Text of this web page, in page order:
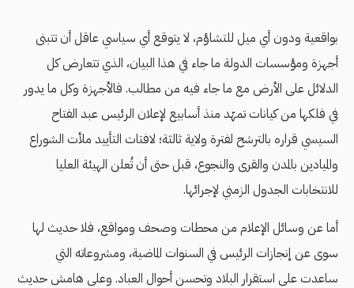
بواقعية ودون أي ميل للتشاؤم، لا يتوقع أي سياسي عاقل أن تتبنى
أجهزة ومؤسسات الدولة ما جاء في هذا البيان، الذي تتعارض كل
الدلائل على الأرض مع ما جاء فيه من مطالب. فالأجهزة وكل ما يدور
في فلكها من كيانات تمهّد منذ أسابيع لإعلان الرئيس عبد الفتاح
السيسي قراره بالترشح لفترة ولاية ثالثة؛ لافتات التأييد ملأت الشوراع
والميادين بالمدن والقرى والنجوع، قبل حتى أن تُعلن الهيئة العليا
للانتخابات الجدول الزمني لإجرائها.
أما عن وسائل الإعلام من محطات وصحف ومواقع، فلا حديث لها
سوى عن إنجازات الرئيس في السنوات الماضية، ومشروعاته التي
ساعدت على استقرار البلاد وتحسن أحوال العباد. وعلى هامش حديث